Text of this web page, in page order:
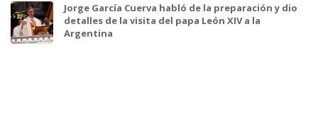
Jorge García Cuerva habló de la preparación y dio
detalles de la visita del papa León XIV a la
Argentina